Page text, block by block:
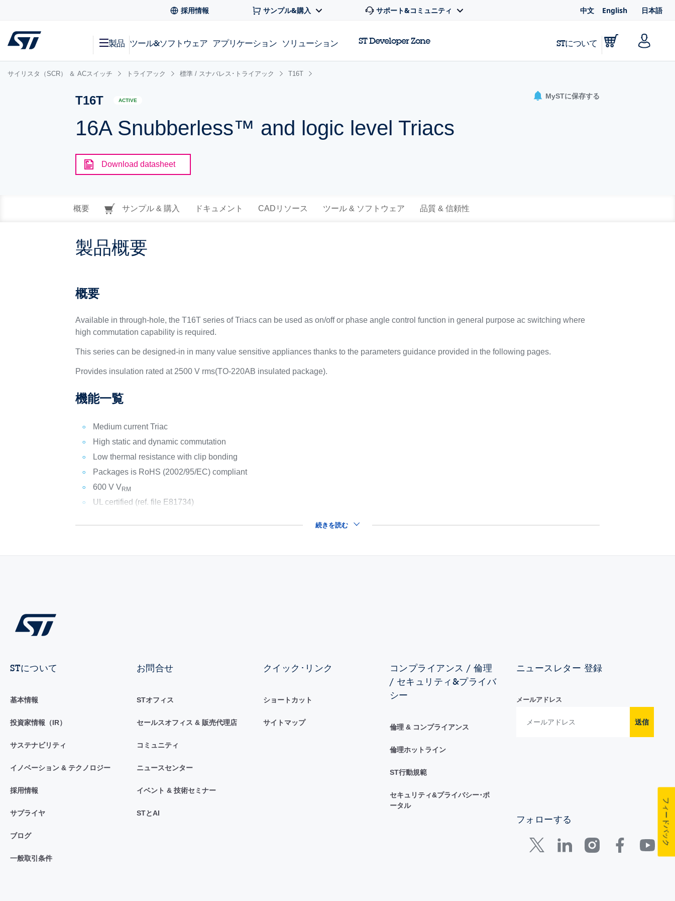
採用情報 サンプル&購入 サポート&コミュニティ 中文 English 日本語
製品 ツール&ソフトウェア アプリケーション ソリューション ST Developer Zone STについて
サイリスタ（SCR） ＆ ACスイッチ トライアック 標準 / スナバレス･トライアック T16T
T16T ACTIVE
16A Snubberless™ and logic level Triacs
MySTに保存する
Download datasheet
概要 サンプル & 購入 ドキュメント CADリソース ツール & ソフトウェア 品質 & 信頼性
製品概要
概要
Available in through-hole, the T16T series of Triacs can be used as on/off or phase angle control function in general purpose ac switching where
high commutation capability is required.
This series can be designed-in in many value sensitive appliances thanks to the parameters guidance provided in the following pages.
Provides insulation rated at 2500 V rms(TO-220AB insulated package).
機能一覧
Medium current Triac
High static and dynamic commutation
Low thermal resistance with clip bonding
Packages is RoHS (2002/95/EC) compliant
600 V VRM
UL certified (ref. file E81734)
続きを読む
STについて
基本情報
投資家情報（IR）
サステナビリティ
イノベーション & テクノロジー
採用情報
サプライヤ
ブログ
一般取引条件
お問合せ
STオフィス
セールスオフィス & 販売代理店
コミュニティ
ニュースセンター
イベント & 技術セミナー
STとAI
クイック･リンク
ショートカット
サイトマップ
コンプライアンス / 倫理
/ セキュリティ&プライバ
シー
倫理 & コンプライアンス
倫理ホットライン
ST行動規範
セキュリティ&プライバシー･ポ
ータル
ニュースレター 登録
メールアドレス
送信
フォローする フィードバック